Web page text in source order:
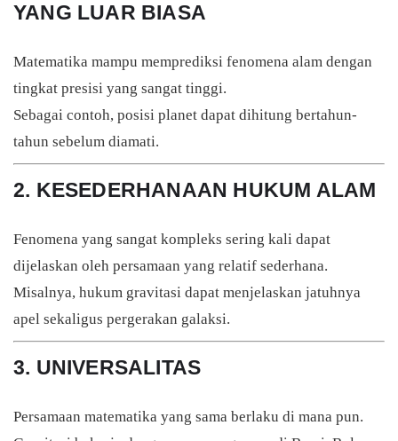
YANG LUAR BIASA
Matematika mampu memprediksi fenomena alam dengan
tingkat presisi yang sangat tinggi.
Sebagai contoh, posisi planet dapat dihitung bertahun-
tahun sebelum diamati.
2. KESEDERHANAAN HUKUM ALAM
Fenomena yang sangat kompleks sering kali dapat
dijelaskan oleh persamaan yang relatif sederhana.
Misalnya, hukum gravitasi dapat menjelaskan jatuhnya
apel sekaligus pergerakan galaksi.
3. UNIVERSALITAS
Persamaan matematika yang sama berlaku di mana pun.